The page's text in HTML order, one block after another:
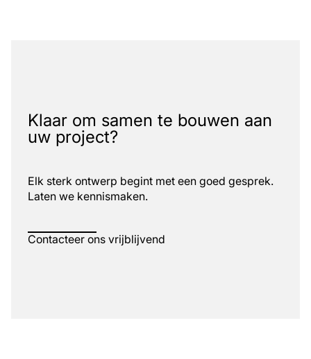
Klaar om samen te bouwen aan
uw project?
Elk sterk ontwerp begint met een goed gesprek.
Laten we kennismaken.
Contacteer ons vrijblijvend